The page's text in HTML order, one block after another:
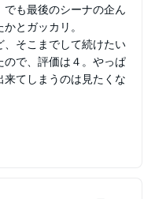
も最後のシーナの企ん
とガッカリ。
そこまでして続けたい
で、評価は４。やっぱ
来てしまうのは見たくな